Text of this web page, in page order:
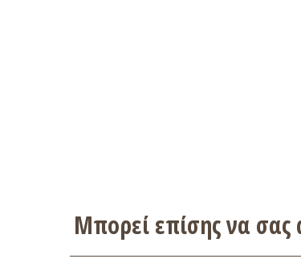
Μπορεί επίσης να σας